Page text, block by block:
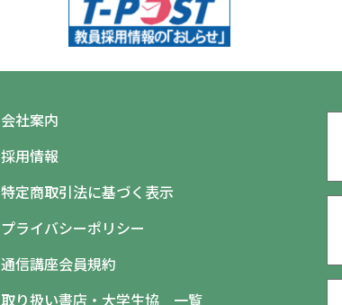
会社案内
採用情報
特定商取引法に基づく表示
プライバシーポリシー
通信講座会員規約
取り扱い書店・大学生協 一覧